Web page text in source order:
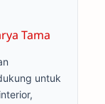
Tama
untuk